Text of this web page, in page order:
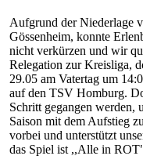
Aufgrund der Niederlage
Gössenheim, konnte
nicht verkürzen und wir
Relegation zur Kreisliga,
29.05 am Vatertag um
auf den TSV Homburg.
Schritt gegangen werden,
Saison mit dem Aufstieg
vorbei und unterstützt
das Spiel ist ,,Alle in